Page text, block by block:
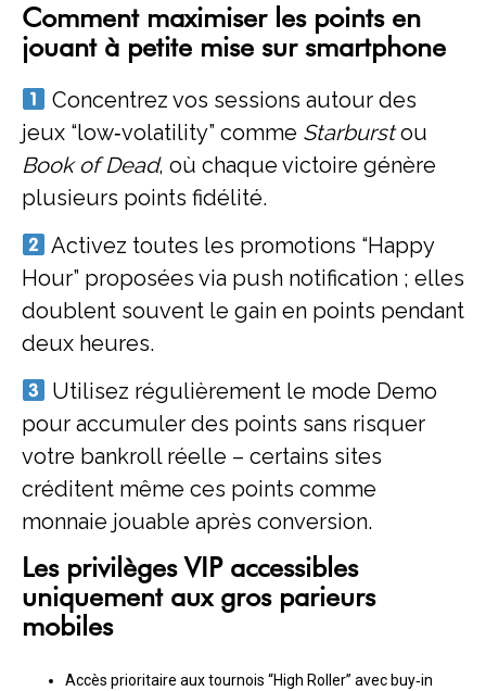
Comment maximiser les points en
jouant à petite mise sur smartphone
Concentrez vos sessions autour des
jeux “low‑volatility” comme Starburstou
Book of Dead, où chaque victoire génère
plusieurs points fidélité.
Activez toutes les promotions “Happy
Hour” proposées via push notification ; elles
doublent souvent le gain en points pendant
deux heures.
Utilisez régulièrement le mode Demo
pour accumuler des points sans risquer
votre bankroll réelle – certains sites
créditent même ces points comme
monnaie jouable après conversion.
Les privilèges VIP accessibles
uniquement aux gros parieurs
mobiles
Accès prioritaire aux tournois “High Roller” avec buy‑in